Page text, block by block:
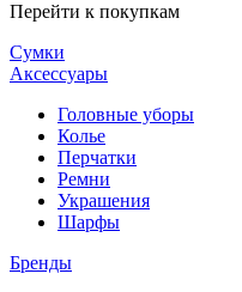
Перейти к покупкам
Сумки
Аксессуары
Головные уборы
Колье
Перчатки
Ремни
Украшения
Шарфы
Бренды